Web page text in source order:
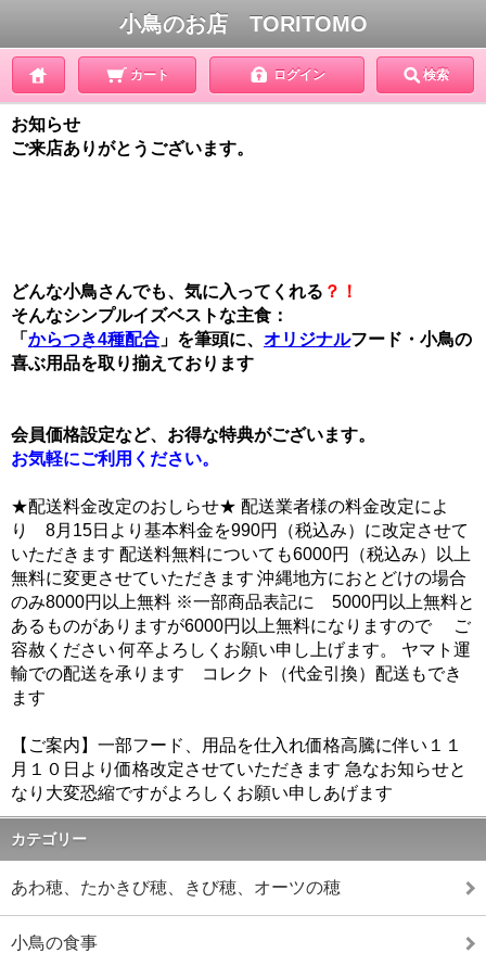
小鳥のお店 TORITOMO
カート ログイン 検索
お知らせ
ご来店ありがとうございます。
どんな小鳥さんでも、気に入ってくれる ？！
そんなシンプルイズベストな主食：
「 からつき4種配合 」を筆頭に、 オリジナルフード・小鳥の
喜ぶ用品を取り揃えております
会員価格設定など、お得な特典がございます。
お気軽にご利用ください。
★配送料金改定のおしらせ★ 配送業者様の料金改定によ
り 8月15日より基本料金を990円（税込み）に改定させて
いただきます 配送料無料についても6000円（税込み）以上
無料に変更させていただきます 沖縄地方におとどけの場合
のみ8000円以上無料 ※一部商品表記に 5000円以上無料と
あるものがありますが6000円以上無料になりますので ご
容赦ください 何卒よろしくお願い申し上げます。 ヤマト運
輸での配送を承ります コレクト（代金引換）配送もでき
ます
【ご案内】一部フード、用品を仕入れ価格高騰に伴い１１
月１０日より価格改定させていただきます 急なお知らせと
なり大変恐縮ですがよろしくお願い申しあげます
カテゴリー
あわ穂、たかきび穂、きび穂、オーツの穂
小鳥の食事